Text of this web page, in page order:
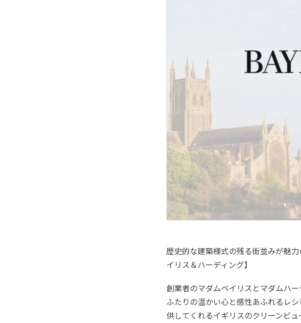
歴史的な建築様式の残る街並みが魅
イリス＆ハーディング】
創業者のマダムベイリスとマダムハー
ふたりの温かい心と感性あふれるレ
供してくれるイギリスのクリーンビュ